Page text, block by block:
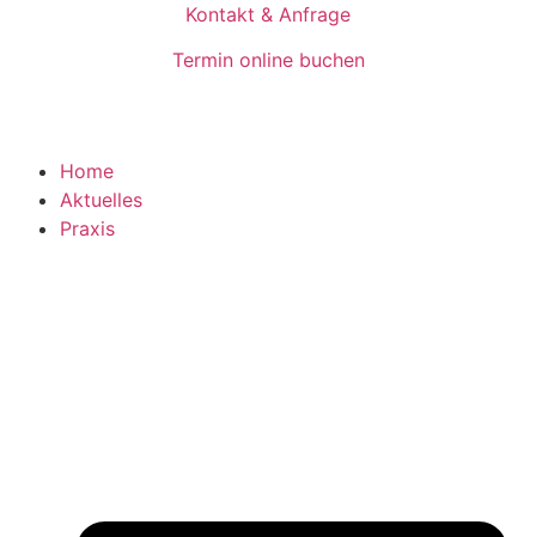
Kontakt & Anfrage
Termin online buchen
Home
Aktuelles
Praxis